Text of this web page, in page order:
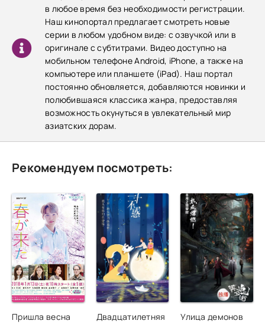
в любое время без необходимости регистрации.
Наш кинопортал предлагает смотреть новые
серии в любом удобном виде: с озвучкой или в
оригинале с субтитрами. Видео доступно на
мобильном телефоне Android, iPhone, а также на
компьютере или планшете (iPad). Наш портал
постоянно обновляется, добавляются новинки и
полюбившаяся классика жанра, предоставляя
возможность окунуться в увлекательный мир
азиатских дорам.
Рекомендуем посмотреть:
Пришла весна Двадцатилетняя Улица демонов